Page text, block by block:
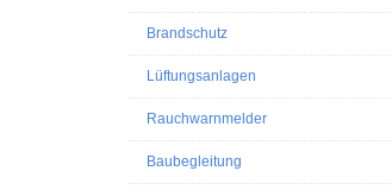
Brandschutz
Lüftungsanlagen
Rauchwarnmelder
Baubegleitung